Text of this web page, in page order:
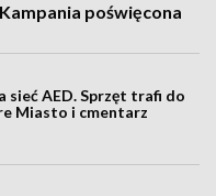
poświęcona
sieć AED. Sprzęt trafi do
Miasto i cmentarz